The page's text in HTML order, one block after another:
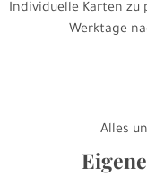
Individuelle Karten zu
Werktage
Alles